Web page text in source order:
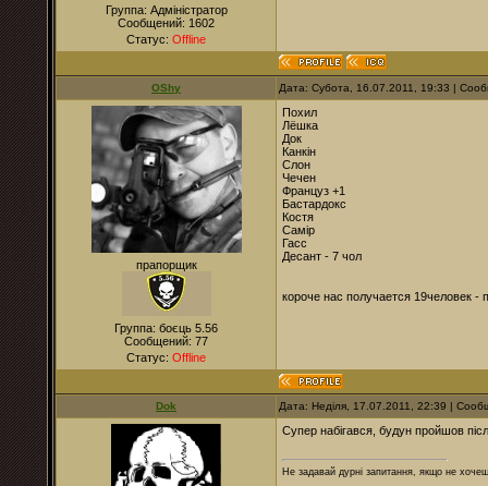
Группа: Адміністратор
Сообщений: 1602
Статус: Offline
OShy Дата: Субота, 16.07.2011, 19:33 |
прапорщик
Группа: боєць 5.56
Сообщений: 77
Статус: Offline
Похил
Лёшка
Док
Канкін
Слон
Чечен
Француз +1
Бастардокс
Костя
Самір
Гасс
Десант - 7 чол
короче нас получается 19человек -
Dok Дата: Неділя, 17.07.2011, 22:39 |
Cупер набігався, будун пройшов
Не задавай дурні запитання, якщо не